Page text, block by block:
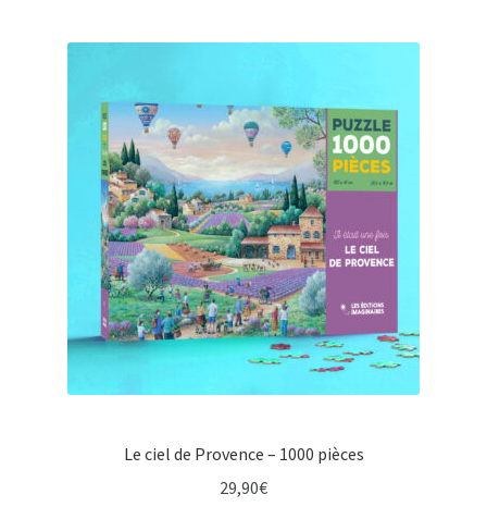
Le ciel de Provence – 1000 pièces
29,90€